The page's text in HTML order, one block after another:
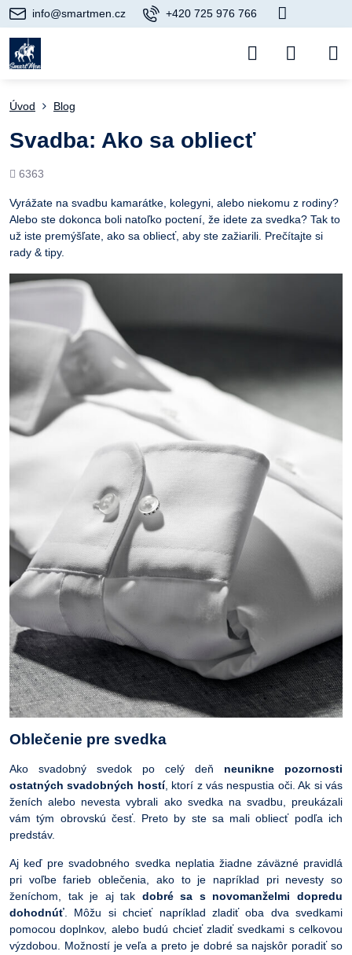
info@smartmen.cz +420 725 976 766
Úvod Blog
Svadba: Ako sa obliecť
Počet
6363
Vyrážate na svadbu kamarátke, kolegyni, alebo niekomu z rodiny?
Alebo ste dokonca boli natoľko poctení, že idete za svedka? Tak to
už iste premýšľate, ako sa obliecť, aby ste zažiarili. Prečítajte si
rady & tipy.
Oblečenie pre svedka
Ako svadobný svedok po celý deň neunikne pozornosti
ostatných svadobných hostí, ktorí z vás nespustia oči. Ak si vás
ženích alebo nevesta vybrali ako svedka na svadbu, preukázali
vám tým obrovskú česť. Preto by ste sa mali obliecť podľa ich
predstáv.
Aj keď pre svadobného svedka neplatia žiadne záväzné pravidlá
pri voľbe farieb oblečenia, ako to je napríklad pri nevesty so
ženíchom, tak je aj tak dobré sa s novomanželmi dopredu
dohodnúť. Môžu si chcieť napríklad zladiť oba dva svedkami
pomocou doplnkov, alebo budú chcieť zladiť svedkami s celkovou
výzdobou. Možností je veľa a preto je dobré sa najskôr poradiť so